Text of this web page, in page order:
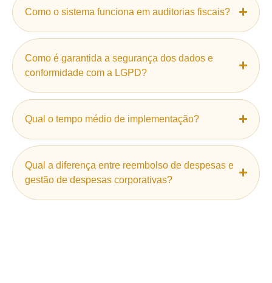
Como o sistema funciona em auditorias fiscais?
Como é garantida a segurança dos dados e
conformidade com a LGPD?
Qual o tempo médio de implementação?
Qual a diferença entre reembolso de despesas e
gestão de despesas corporativas?